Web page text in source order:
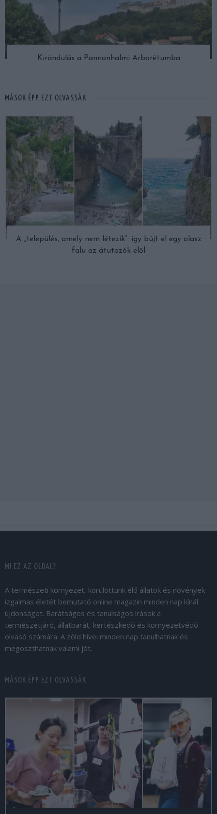
Kirándulás a Pannonhalmi Arborétumba
MÁSOK ÉPP EZT OLVASSÁK
A „település, amely nem létezik”: így bújt el egy olasz
falu az átutazók elől
MI EZ AZ OLDAL?
A természeti környezet, körülöttünk élő állatok és növények
izgalmas életét bemutató online magazin minden nap kínál
újdonságot. Barátságos és tanulságos írások a
természetjáró, állatbarát, kertészkedő és környezetvédő
olvasó számára. A zöld hívei minden nap tanulhatnak és
megoszthatnak valami jót.
MÁSOK ÉPP EZT OLVASSÁK